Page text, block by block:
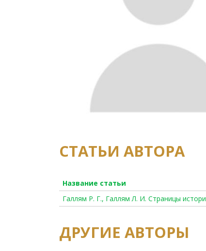
СТАТЬИ АВТОРА
Название статьи
Галлям Р. Г., Галлям Л. И. Страницы
ДРУГИЕ АВТОРЫ